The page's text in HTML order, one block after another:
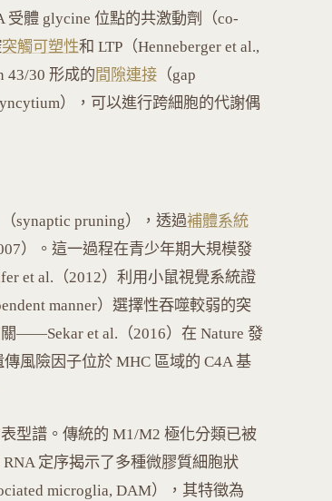
受體 glycine 位點的共激動劑（co-
突觸可塑性和 LTP（Henneberger et al.,
43/30 形成的間隙連接 （gap
），可以進行跨細胞的代謝偶
synaptic pruning），透過補體系統
）。這一過程在青少年期大規模發
et al.（2012）利用小鼠視覺系統證
manner）選擇性吞噬較弱的突
——Sekar et al.（2016）在 Nature 發
風險因子位於 MHC 區域的 C4A 基
型譜。傳統的 M1/M2 極化分類已被
定序揭示了多種微膠質細胞狀
microglia, DAM），其特徵為